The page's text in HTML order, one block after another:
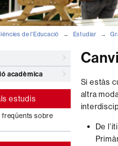
de l'Educació Estudiar
acadèmica
estudis
freqüents sobre
Si estàs
altra
De